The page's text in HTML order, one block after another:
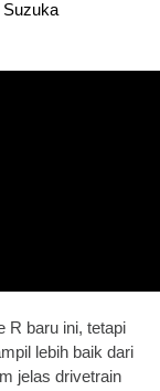
Suzuka
R baru ini, tetapi
lebih baik dari
jelas drivetrain